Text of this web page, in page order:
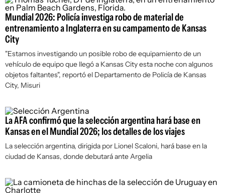
Mundial 2026: Policía investiga robo de material de
entrenamiento a Inglaterra en su campamento de Kansas
City
"Estamos investigando un posible robo de equipamiento de un
vehículo de equipo que llegó a Kansas City esta noche con algunos
objetos faltantes", reportó el Departamento de Policía de Kansas
City, Misuri
La AFA confirmó que la selección argentina hará base en
Kansas en el Mundial 2026; los detalles de los viajes
La selección argentina, dirigida por Lionel Scaloni, hará base en la
ciudad de Kansas, donde debutará ante Argelia